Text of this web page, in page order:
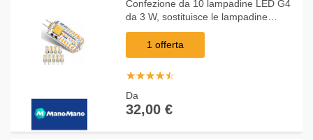
Confezione da 10 lampadine LED G4
da 3 W, sostituisce le lampadine
alogene da 20 â?? 30 W, luce bianca
calda, 12 V AC/DC, 300 lm, nessun
sfarfallio,
1 offerta
☆☆☆☆☆
★★★★★
Da
32,00 €